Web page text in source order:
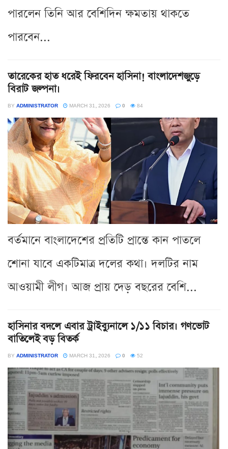
পারলেন তিনি আর বেশিদিন ক্ষমতায় থাকতে
পারবেন...
তারেকের হাত ধরেই ফিরবেন হাসিনা! বাংলাদেশজুড়ে
বিরাট জল্পনা।
BY ADMINISTRATOR MARCH 31, 2026 0 84
বর্তমানে বাংলাদেশের প্রতিটি প্রান্তে কান পাতলে
শোনা যাবে একটিমাত্র দলের কথা। দলটির নাম
আওয়ামী লীগ। আজ প্রায় দেড় বছরের বেশি...
হাসিনার বদলে এবার ট্রাইব্যুনালে ১/১১ বিচার। গণভোট
বাতিলেই বড় বিতর্ক
BY ADMINISTRATOR MARCH 31, 2026 0 52